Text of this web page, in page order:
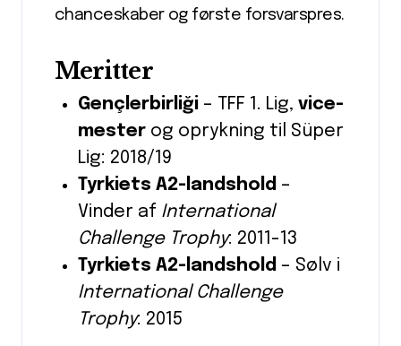
chance­skaber og første forsvarspres.
Meritter
Gençlerbirliği– TFF 1. Lig, vice­
mesterog oprykning til Süper
Lig: 2018/19
Tyrkiets A2-landshold–
Vinder af International
Challenge Trophy: 2011-13
Tyrkiets A2-landshold– Sølv i
International Challenge
Trophy: 2015